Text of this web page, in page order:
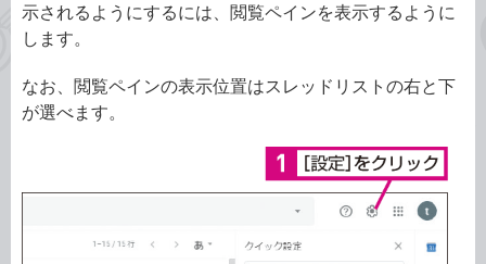
示されるようにするには、閲覧ペインを表示するように
します。
なお、閲覧ペインの表示位置はスレッドリストの右と下
が選べます。